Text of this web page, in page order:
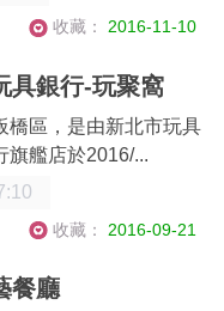
收藏： 2016-11-10
具銀行-玩聚窩
橋區，是由新北市玩具
旗艦店於2016/...
收藏： 2016-09-21
餐廳